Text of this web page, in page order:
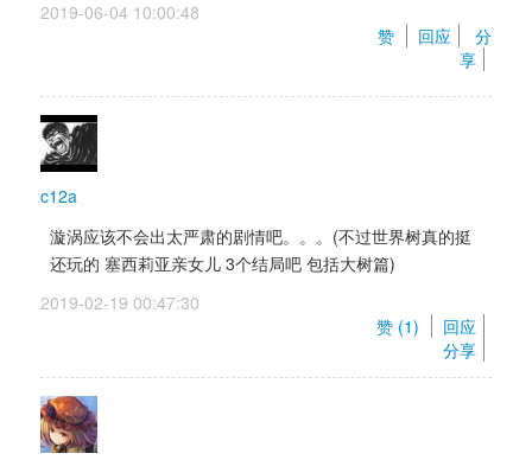
2019-06-04 10:00:48
赞
回应
分
享
c12a
漩涡应该不会出太严肃的剧情吧。。。(不过世界树真的挺
还玩的 塞西莉亚亲女儿 3个结局吧 包括大树篇)
2019-02-19 00:47:30
赞 (1)
回应
分享